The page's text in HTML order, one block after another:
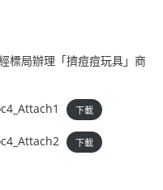
標局辦理「擠痘痘玩具」商
下載
下載